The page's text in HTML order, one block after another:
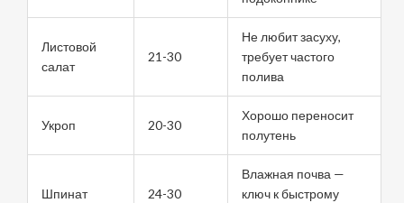
Листовой
салат
21-30
Не любит засуху,
требует частого
полива
Укроп 20-30
Хорошо переносит
полутень
Шпинат 24-30
Влажная почва —
ключ к быстрому